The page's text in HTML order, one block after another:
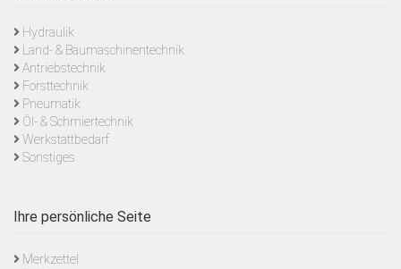
Hydraulik
Land- & Baumaschinentechnik
Antriebstechnik
Forsttechnik
Pneumatik
Öl- & Schmiertechnik
Werkstattbedarf
Sonstiges
Ihre persönliche Seite
Merkzettel